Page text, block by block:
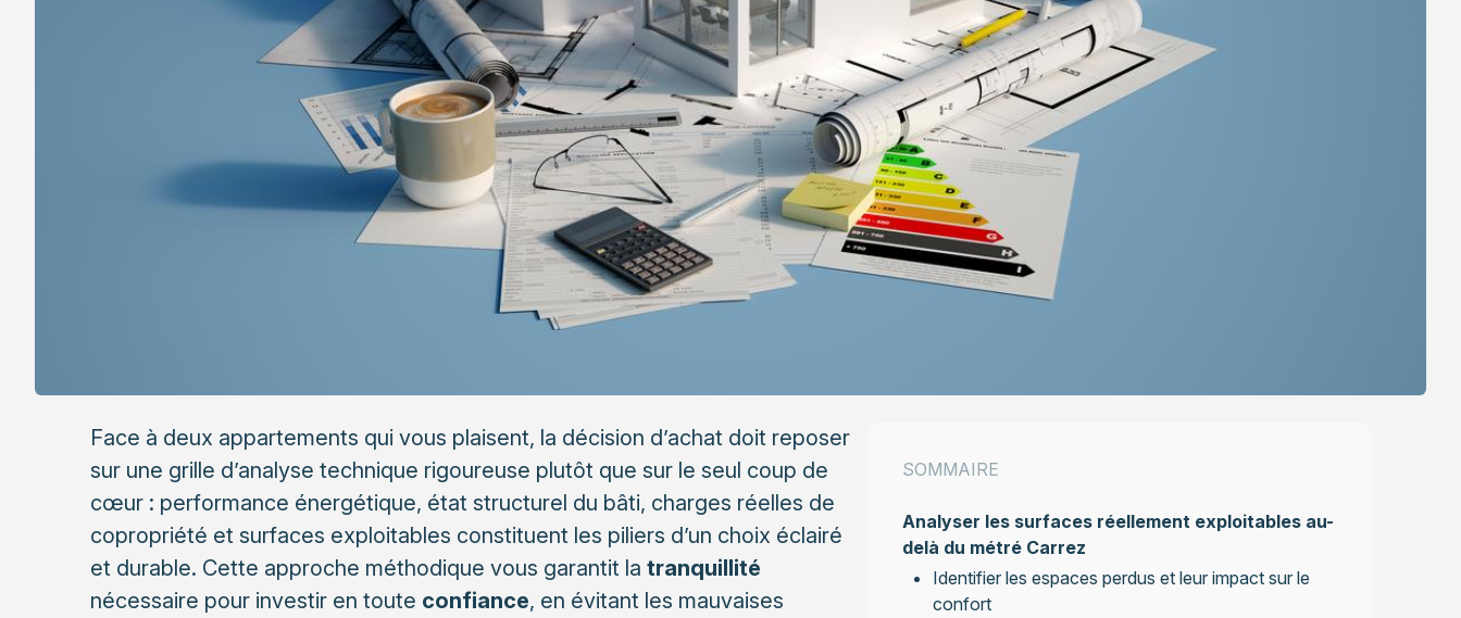
Face à deux appartements qui vous plaisent, la décision d’achat doit reposer
sur une grille d’analyse technique rigoureuse plutôt que sur le seul coup de
cœur : performance énergétique, état structurel du bâti, charges réelles de
copropriété et surfaces exploitables constituent les piliers d’un choix éclairé
et durable. Cette approche méthodique vous garantit la tranquillité
nécessaire pour investir en toute confiance, en évitant les mauvaises
SOMMAIRE
Analyser les surfaces réellement exploitables au-
delà du métré Carrez
Identifier les espaces perdus et leur impact sur le
confort